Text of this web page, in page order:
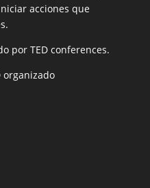
acciones que
por TED conferences.
organizado